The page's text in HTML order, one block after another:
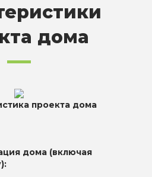
дома
проекта дома
дома (включая